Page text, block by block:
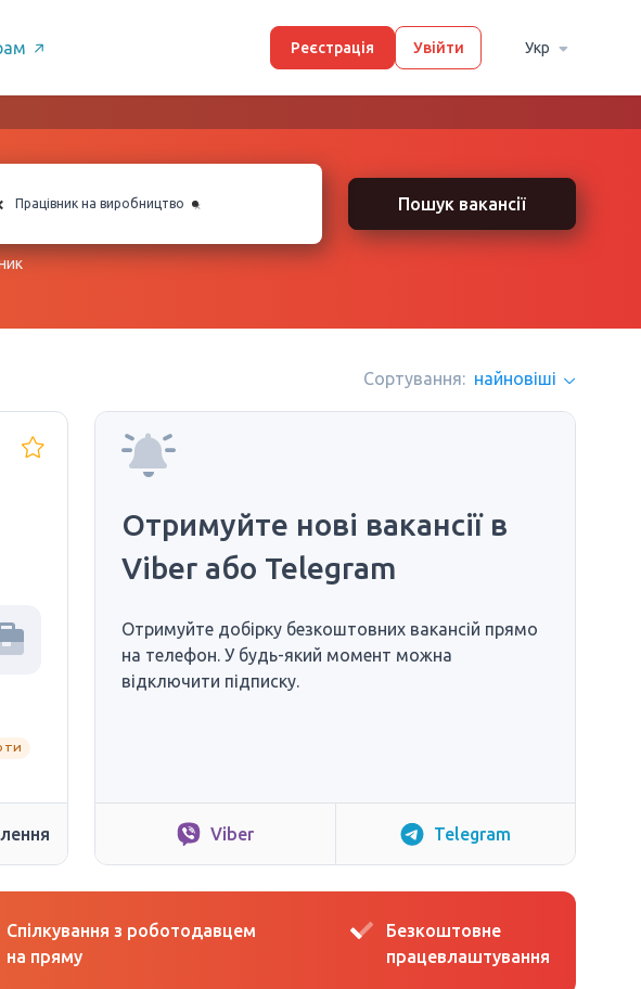
Реєстрація Увійти Укр
×
Працівник на виробництво Пошук вакансії
Сортування: найновіші
Отримуйте нові вакансії в
Viber або Telegram
Отримуйте добірку безкоштовних вакансій прямо
на телефон. У будь-який момент можна
відключити підписку.
Viber Telegram
Спілкування з роботодавцем
на пряму
Безкоштовне
працевлаштування